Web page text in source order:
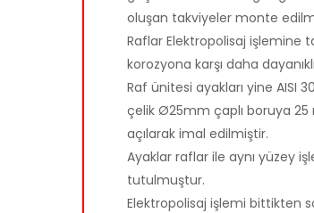
oluşan takviyeler monte
Raflar Elektropolisaj işlemine
korozyona karşı daha
Raf ünitesi ayakları yine AISI
çelik Ø25mm çaplı boruya 25
açılarak imal edilmiştir.
Ayaklar raflar ile aynı yüzey
tutulmuştur.
Elektropolisaj işlemi bittikten